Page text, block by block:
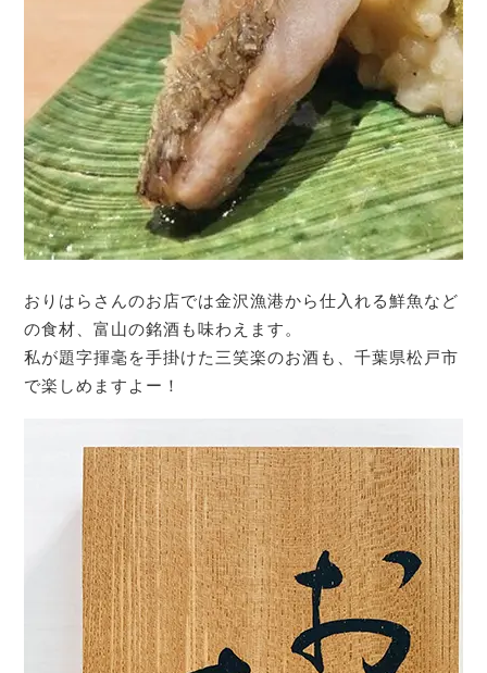
おりはらさんのお店では金沢漁港から仕入れる鮮魚など
の食材、富山の銘酒も味わえます。
私が題字揮毫を手掛けた三笑楽のお酒も、千葉県松戸市
で楽しめますよー！